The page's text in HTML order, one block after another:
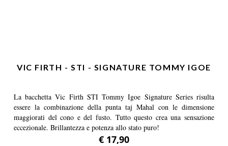
VIC FIRTH - STI - SIGNATURE TOMMY IGOE
La bacchetta Vic Firth STI Tommy Igoe Signature Series risulta
essere la combinazione della punta taj Mahal con le dimensione
maggiorati del cono e del fusto. Tutto questo crea una sensazione
eccezionale. Brillantezza e potenza allo stato puro!
€ 17,90